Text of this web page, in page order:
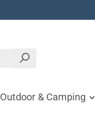
Outdoor & Camping